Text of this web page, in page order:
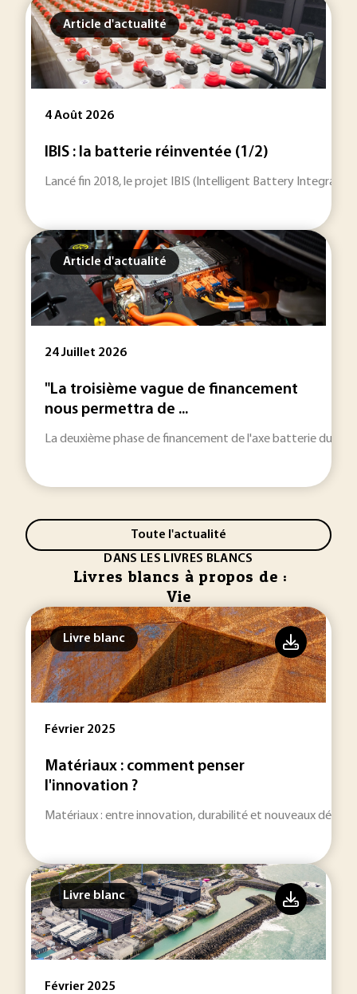
Article d'actualité
4 Août 2026
IBIS : la batterie réinventée (1/2)
Lancé fin 2018, le projet IBIS (Intelligent Battery
Article d'actualité
24 Juillet 2026
"La troisième vague de financement
nous permettra de ...
La deuxième phase de financement de l'axe batterie du
Toute l'actualité
DANS LES LIVRES BLANCS
Livres blancs à propos de :
Vie
Livre blanc
Février 2025
Matériaux : comment penser
l'innovation ?
Matériaux : entre innovation, durabilité et nouveaux défis
Livre blanc
Février 2025